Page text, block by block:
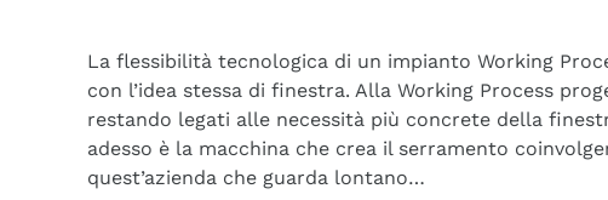
La flessibilità tecnologica di un impianto Working
con l’idea stessa di finestra. Alla Working Process
restando legati alle necessità più concrete della
adesso è la macchina che crea il serramento
quest’azienda che guarda lontano…